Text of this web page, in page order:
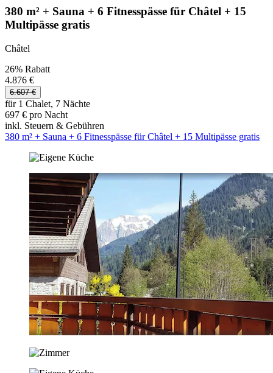
380 m² + Sauna + 6 Fitnesspässe für Châtel + 15
Multipässe gratis
Châtel
26% Rabatt
4.876 €
6.607 €
für 1 Chalet, 7 Nächte
697 € pro Nacht
inkl. Steuern & Gebühren
380 m² + Sauna + 6 Fitnesspässe für Châtel + 15 Multipässe gratis